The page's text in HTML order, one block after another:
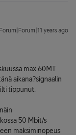
Forum|Forum|11 years ago
max 60MT
aikana?signaalin
tippunut.
50 Mbit/s
maksiminopeus